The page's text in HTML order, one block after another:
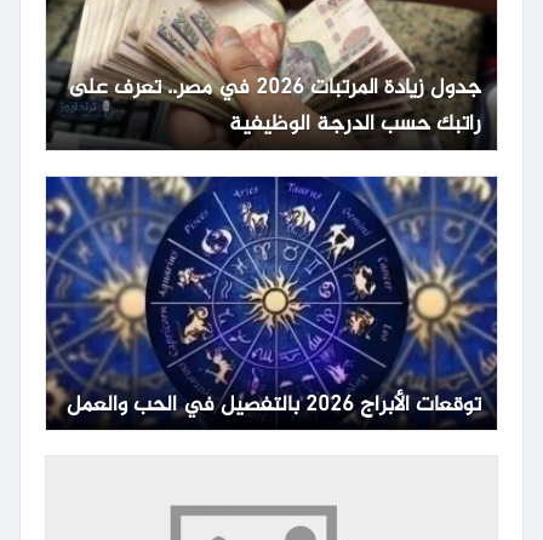
جدول زيادة المرتبات 2026 في مصر.. تعرف على
راتبك حسب الدرجة الوظيفية
توقعات الأبراج 2026 بالتفصيل في الحب والعمل